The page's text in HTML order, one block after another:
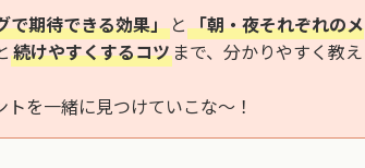
で期待できる効果」 と 「朝・夜それぞれのメ
続けやすくするコツ まで、分かりやすく教え
を一緒に見つけていこな～！